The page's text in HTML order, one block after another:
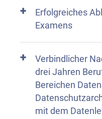
Erfolgreiches
Examens
Verbindlicher
drei Jahren
Bereichen
mit dem